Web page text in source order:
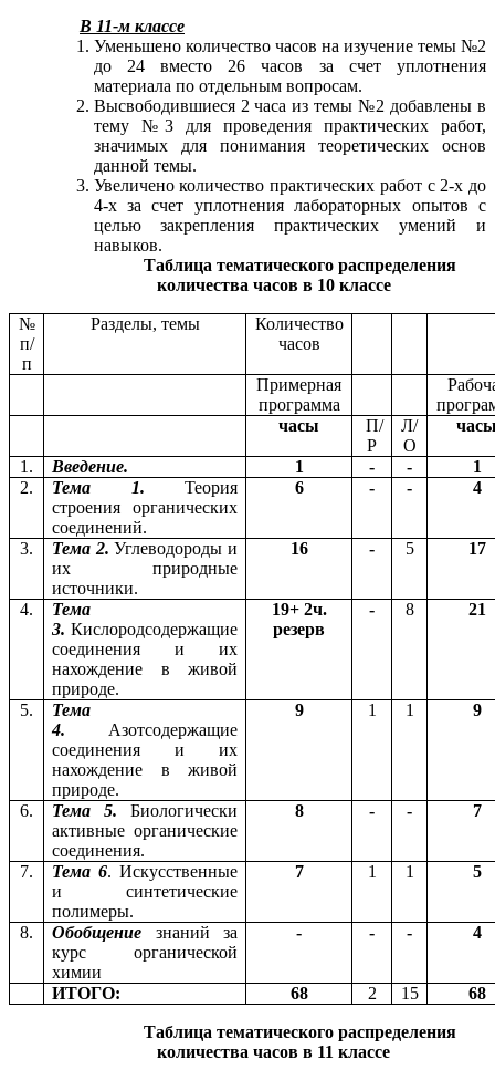
В 11-м классе
Уменьшено количество часов на изучение темы №2
до 24 вместо 26 часов за счет уплотнения
материала по отдельным вопросам.
Высвободившиеся 2 часа из темы №2 добавлены в
тему №3 для проведения практических работ,
значимых для понимания теоретических основ
данной темы.
Увеличено количество практических работ с 2-х до
4-х за счет уплотнения лабораторных опытов с
целью закрепления практических умений и
навыков.
Таблица тематического распределения
количества часов в 10 классе
№
п/
п
Разделы, темы
Количество
часов
Примерная
программа
часы
П/
Р
Л/
О
1. Введение. 1 - -
1
2.
Тема 1. Теория
строения органических
соединений.
6 - - 4
3. Тема 2. Углеводороды и
их природные
источники.
16 - 5 17
4.
Тема
3. Кислородсодержащие
соединения и их
нахождение в живой
природе.
19+ 2ч.
резерв
- 8 21
5.
Тема
4. Азотсодержащие
соединения и их
нахождение в живой
природе.
9 1 1 9
6. Тема 5. Биологически
активные органические
соединения.
8 - - 7
7. Тема 6. Искусственные
и синтетические
полимеры.
7 1 1 5
8. Обобщение знаний за
курс органической
химии
- - - 4
ИТОГО: 68 2 15 68
Таблица тематического распределения
количества часов в 11 классе